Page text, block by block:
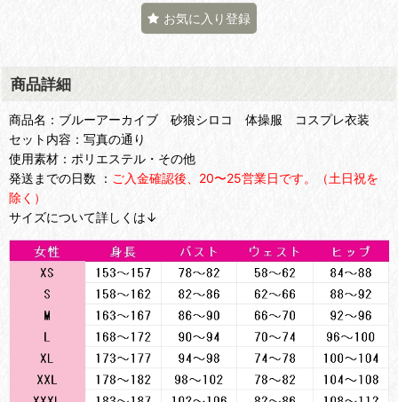
お気に入り登録
商品詳細
商品名：ブルーアーカイブ 砂狼シロコ 体操服 コスプレ衣装
セット内容：写真の通り
使用素材：ポリエステル・その他
発送までの日数 ： ご入金確認後、20〜25営業日です。（土日祝を
除く）
サイズについて詳しくは↓